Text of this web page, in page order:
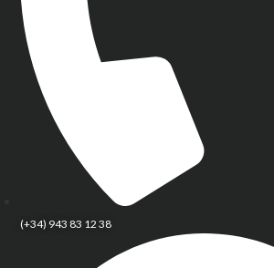
(+34) 943 83 12 38